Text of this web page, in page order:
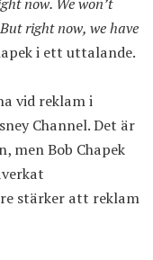
right now, we have
i ett uttalande.
vid reklam i
Channel. Det är
men Bob Chapek
stärker att reklam